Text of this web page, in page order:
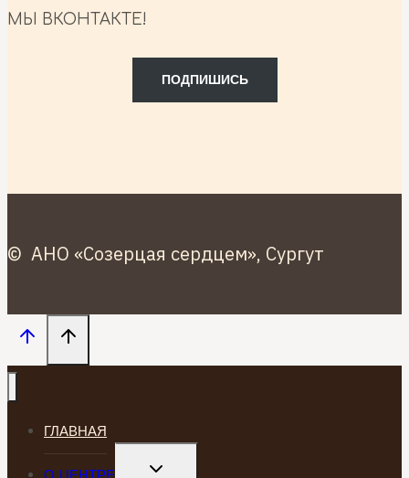
МЫ ВКОНТАКТЕ!
ПОДПИШИСЬ
© АНО «Созерцая сердцем», Сургут
ГЛАВНАЯ
О ЦЕНТРЕ
TOGGLE